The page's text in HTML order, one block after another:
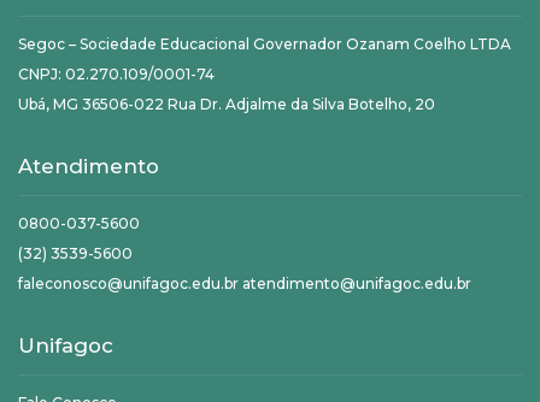
Segoc – Sociedade Educacional Governador Ozanam Coelho LTDA
CNPJ: 02.270.109/0001-74
Ubá, MG 36506-022 Rua Dr. Adjalme da Silva Botelho, 20
Atendimento
0800-037-5600
(32) 3539-5600
faleconosco@unifagoc.edu.br atendimento@unifagoc.edu.br
Unifagoc